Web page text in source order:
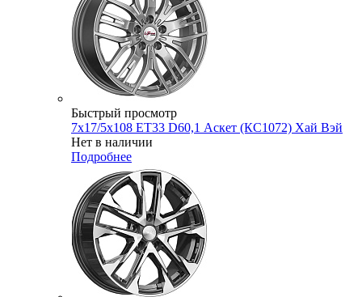
Быстрый просмотр
7x17/5x108 ET33 D60,1 Аскет (КС1072) Хай Вэй
Нет в наличии
Подробнее